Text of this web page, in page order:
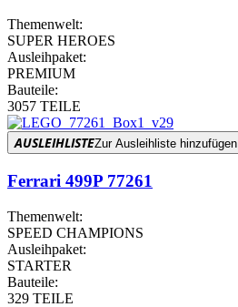
Themenwelt:
SUPER HEROES
Ausleihpaket:
PREMIUM
Bauteile:
3057 TEILE
AUSLEIHLISTEZur Ausleihliste hinzufügen
Ferrari 499P 77261
Themenwelt:
SPEED CHAMPIONS
Ausleihpaket:
STARTER
Bauteile:
329 TEILE